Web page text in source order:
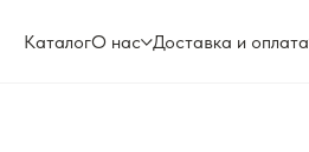
КаталогО нас Доставка и оплата